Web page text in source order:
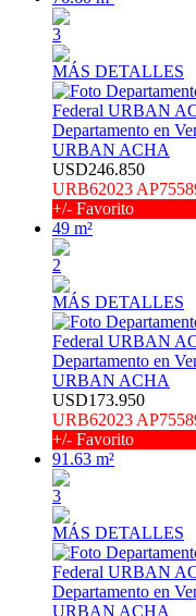
3
MÁS DETALLES
Departamento en
URBAN ACHA
USD246.850
URB62023
+/- Favorito
49 m²
2
MÁS DETALLES
Departamento en
URBAN ACHA
USD173.950
URB62023
+/- Favorito
91.63 m²
3
MÁS DETALLES
Departamento en
URBAN ACHA